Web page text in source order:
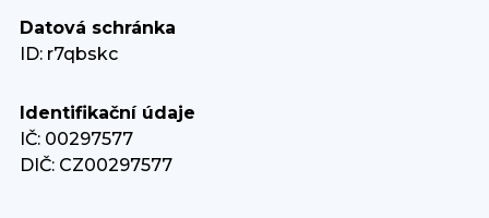
Datová schránka
ID: r7qbskc
Identifikační údaje
IČ: 00297577
DIČ: CZ00297577